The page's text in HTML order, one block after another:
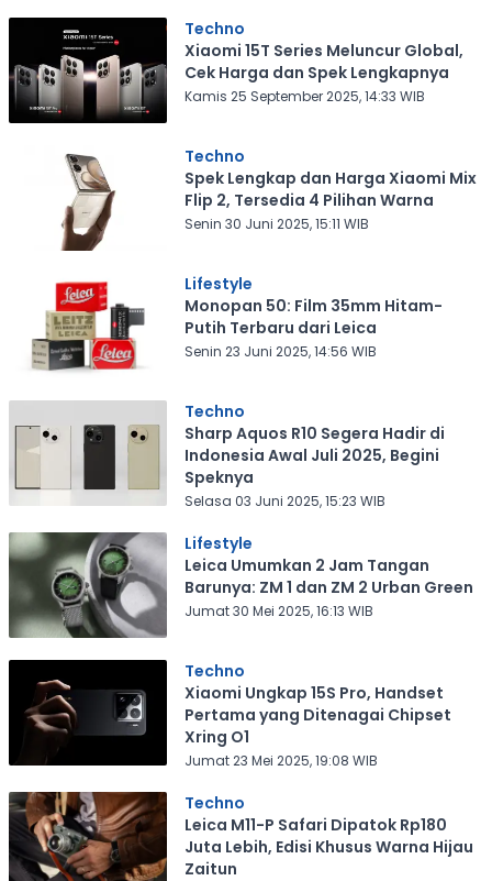
Techno
Xiaomi 15T Series Meluncur Global,
Cek Harga dan Spek Lengkapnya
Kamis 25 September 2025, 14:33 WIB
Techno
Spek Lengkap dan Harga Xiaomi Mix
Flip 2, Tersedia 4 Pilihan Warna
Senin 30 Juni 2025, 15:11 WIB
Lifestyle
Monopan 50: Film 35mm Hitam-
Putih Terbaru dari Leica
Senin 23 Juni 2025, 14:56 WIB
Techno
Sharp Aquos R10 Segera Hadir di
Indonesia Awal Juli 2025, Begini
Speknya
Selasa 03 Juni 2025, 15:23 WIB
Lifestyle
Leica Umumkan 2 Jam Tangan
Barunya: ZM 1 dan ZM 2 Urban Green
Jumat 30 Mei 2025, 16:13 WIB
Techno
Xiaomi Ungkap 15S Pro, Handset
Pertama yang Ditenagai Chipset
Xring O1
Jumat 23 Mei 2025, 19:08 WIB
Techno
Leica M11-P Safari Dipatok Rp180
Juta Lebih, Edisi Khusus Warna Hijau
Zaitun